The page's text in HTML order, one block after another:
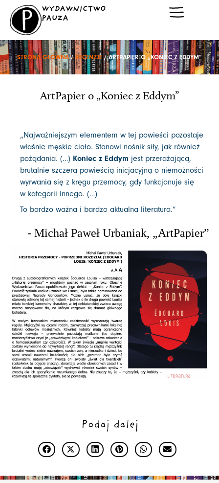
Przejdź
treści
WYDAWNICTWO
PAUZA
STRONA GŁÓWNA/RECENZJE / ARTPAPIER O „KONIEC Z EDDYM”
ArtPapier o „Koniec z Eddym”
„Najważniejszym elementem w tej powieści pozostaje
właśnie męskie ciało. Stanowi nośnik siły, jak również
pożądania. (…) Koniec z Eddym jest przerażającą,
brutalnie szczerą powieścią inicjacyjną o niemożności
wyrwania się z kręgu przemocy, gdy funkcjonuje się
w kategorii Innego. (…)
To bardzo ważna i bardzo aktualna literatura.”
- Michał Paweł Urbaniak, „ArtPapier”
Podaj dalej